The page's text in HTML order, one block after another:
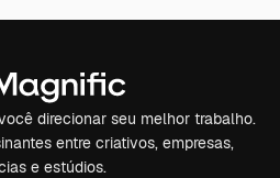
direcionar seu melhor trabalho.
entre criativos, empresas,
e estúdios.